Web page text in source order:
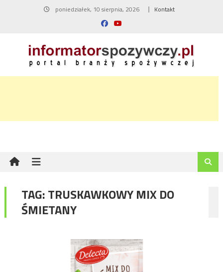
poniedziałek, 10 sierpnia, 2026 Kontakt
TAG:TRUSKAWKOWY MIX DO
ŚMIETANY